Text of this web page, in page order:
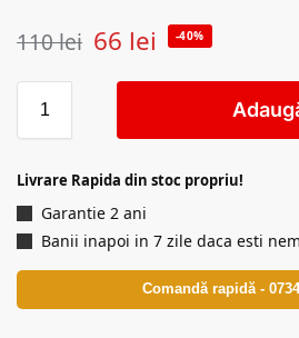
110lei 66 lei -40%
Livrare Rapida din stoc propriu!
Garantie 2 ani
Banii inapoi in 7 zile daca esti
Comandă rapidă -